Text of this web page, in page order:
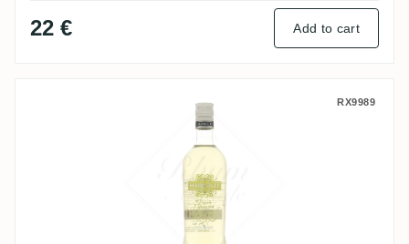
22 € Add to cart
Domaine de Séverin Marsolle - Punch
RX9989